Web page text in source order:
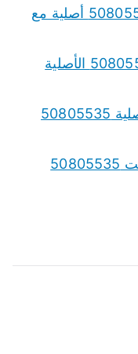
قطع غيار دومي Domi الكويت 50805535 أصلية مع
قطع غيار جيلي Geely الكويت 50805535 الأصلية
قطع غيار جيتور Jetour بالكويت أصلية 50805535
قطع غيار بايك BAIC الأصلية بالكويت 50805535